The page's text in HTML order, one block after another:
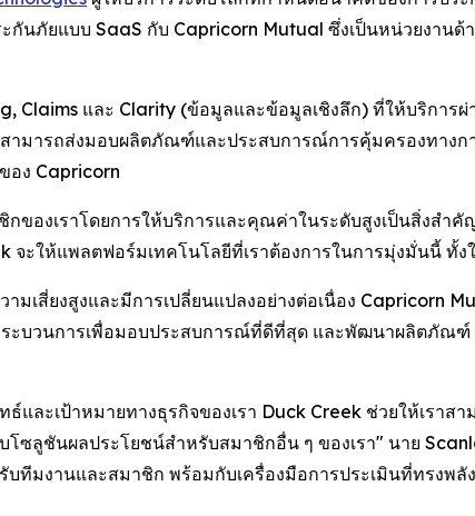
นภัยแบบ SaaS กับ Capricorn Mutual ซึ่งเป็นหน่วยงาน
Claims และ Clarity (ข้อมูลและข้อมูลเชิงลึก) ที่ให้บริกา
ามารถส่งมอบผลิตภัณฑ์และประสบการณ์การคุ้มครองทาง
อง Capricorn
ของเราโดยการให้บริการและคุณค่าในระดับสูงเป็นสิ่งสำ
จะให้แพลตฟอร์มเทคโนโลยีที่เราต้องการในการมุ่งมั่นนี้ ทั้
เสี่ยงสูงและมีการเปลี่ยนแปลงอย่างต่อเนื่อง Capricorn
บวนการเพื่อมอบประสบการณ์ที่ดีที่สุด และพัฒนาผลิตภัณฑ์
และเป้าหมายทางธุรกิจของเรา Duck Creek ช่วยให้เรา
ซลูชันผลประโยชน์สำหรับสมาชิกอื่น ๆ ของเรา" นาย
ทีมงานและสมาชิก พร้อมกับเครื่องมือการประเมินที่ทรงพ